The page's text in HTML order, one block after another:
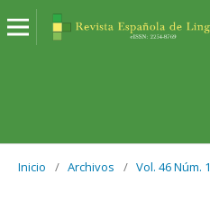
Inicio / Archivos / Vol. 46 Núm. 1